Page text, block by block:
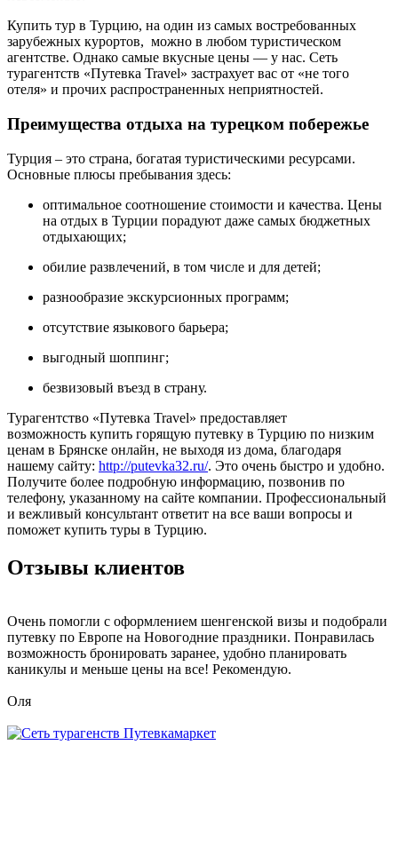
Купить тур в Турцию, на один из самых востребованных
зарубежных курортов, можно в любом туристическом
агентстве. Однако самые вкусные цены — у нас. Сеть
турагентств «Путевка Travel» застрахует вас от «не того
отеля» и прочих распространенных неприятностей.
Преимущества отдыха на турецком побережье
Турция – это страна, богатая туристическими ресурсами.
Основные плюсы пребывания здесь:
оптимальное соотношение стоимости и качества. Цены
на отдых в Турции порадуют даже самых бюджетных
отдыхающих;
обилие развлечений, в том числе и для детей;
разнообразие экскурсионных программ;
отсутствие языкового барьера;
выгодный шоппинг;
безвизовый въезд в страну.
Турагентство «Путевка Travel» предоставляет
возможность купить горящую путевку в Турцию по низким
ценам в Брянске онлайн, не выходя из дома, благодаря
нашему сайту: http://putevka32.ru/. Это очень быстро и удобно.
Получите более подробную информацию, позвонив по
телефону, указанному на сайте компании. Профессиональный
и вежливый консультант ответит на все ваши вопросы и
поможет купить туры в Турцию.
Отзывы клиентов
Очень помогли с оформлением шенгенской визы и подобрали
путевку по Европе на Новогодние праздники. Понравилась
возможность бронировать заранее, удобно планировать
каникулы и меньше цены на все! Рекомендую.
Оля